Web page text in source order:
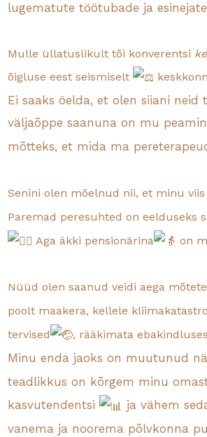
lugematute töötubade ja
Mulle üllatuslikult tõi konverentsi
õigluse eest seismiselt
Ei saaks öelda, et olen siiani
väljaõppe saanuna on mu
mõtteks, et mida ma
Senini olen mõelnud nii, et minu
Paremad peresuhted on eelduseks
Aga äkki pensionärina
on
Nüüd olen saanud veidi aega
poolt maakera, kellele
tervised
, rääkimata
Minu enda jaoks on muutunud
teadlikkus on kõrgem minu
kasvutendentsi
ja vähem
vanema ja noorema põlvkonna